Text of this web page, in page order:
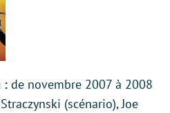
: de novembre 2007 à 2008
(scénario), Joe